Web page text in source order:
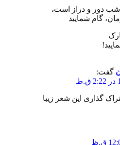
دور و دراز است،
گام شمایید
گفت:
گذاری این شعر زیبا